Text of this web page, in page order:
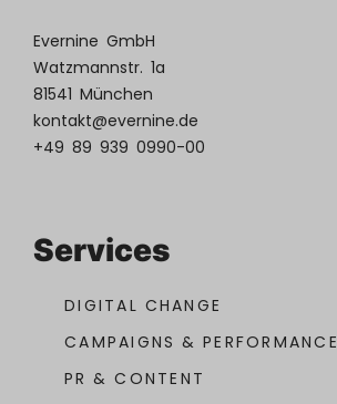
Evernine GmbH
Watzmannstr. 1a
81541 München
kontakt@evernine.de
+49 89 939 0990-00
Services
DIGITAL CHANGE
CAMPAIGNS & PERFORMANCE
PR & CONTENT